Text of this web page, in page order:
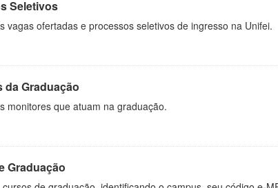
Seletivos
vagas ofertadas e processos seletivos de ingresso na Unifei.
da Graduação
monitores que atuam na graduação.
Graduação